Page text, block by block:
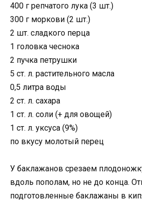
400 г репчатого лука (3 шт.)
300 г моркови (2 шт.)
2 шт. сладкого перца
1 головка чеснока
2 пучка петрушки
5 ст. л. растительного масла
0,5 литра воды
2 ст. л. сахара
1 ст. л. соли (+ для овощей)
1 ст. л. уксуса (9%)
по вкусу молотый перец
У баклажанов срезаем
вдоль пополам, но не до конца.
подготовленные баклажаны в